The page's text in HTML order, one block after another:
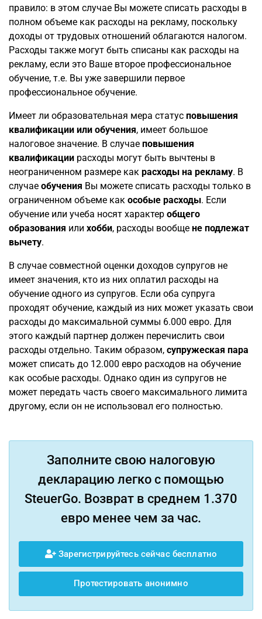
правило: в этом случае Вы можете списать расходы в
полном объеме как расходы на рекламу, поскольку
доходы от трудовых отношений облагаются налогом.
Расходы также могут быть списаны как расходы на
рекламу, если это Ваше второе профессиональное
обучение, т.е. Вы уже завершили первое
профессиональное обучение.
Имеет ли образовательная мера статус повышения
квалификации или обучения, имеет большое
налоговое значение. В случае повышения
квалификации расходы могут быть вычтены в
неограниченном размере как расходы на рекламу. В
случае обучения Вы можете списать расходы только в
ограниченном объеме как особые расходы. Если
обучение или учеба носят характер общего
образования или хобби, расходы вообще не подлежат
вычету.
В случае совместной оценки доходов супругов не
имеет значения, кто из них оплатил расходы на
обучение одного из супругов. Если оба супруга
проходят обучение, каждый из них может указать свои
расходы до максимальной суммы 6.000 евро. Для
этого каждый партнер должен перечислить свои
расходы отдельно. Таким образом, супружеская пара
может списать до 12.000 евро расходов на обучение
как особые расходы. Однако один из супругов не
может передать часть своего максимального лимита
другому, если он не использовал его полностью.
Заполните свою налоговую
декларацию легко с помощью
SteuerGo. Возврат в среднем 1.370
евро менее чем за час.
Зарегистрируйтесь сейчас бесплатно
Протестировать анонимно